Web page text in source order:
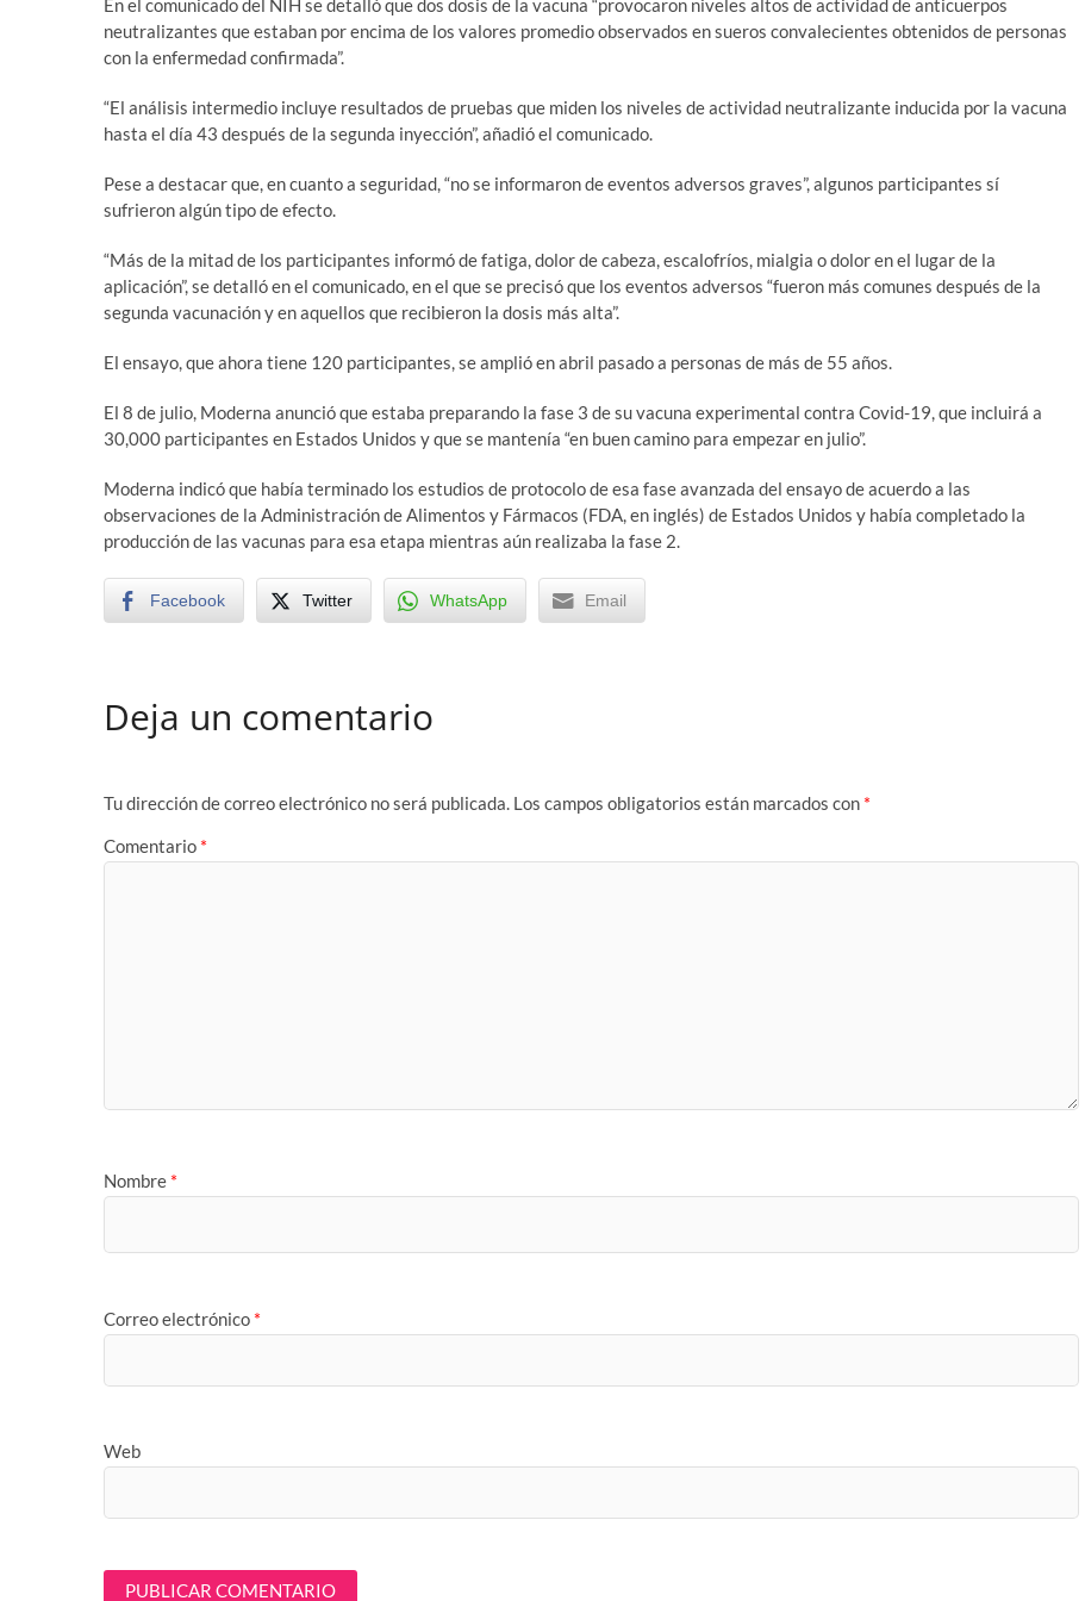
En el comunicado del NIH se detalló que dos dosis de la vacuna “provocaron niveles altos de actividad de anticuerpos
neutralizantes que estaban por encima de los valores promedio observados en sueros convalecientes obtenidos de personas
con la enfermedad confirmada”.
“El análisis intermedio incluye resultados de pruebas que miden los niveles de actividad neutralizante inducida por la vacuna
hasta el día 43 después de la segunda inyección”, añadió el comunicado.
Pese a destacar que, en cuanto a seguridad, “no se informaron de eventos adversos graves”, algunos participantes sí
sufrieron algún tipo de efecto.
“Más de la mitad de los participantes informó de fatiga, dolor de cabeza, escalofríos, mialgia o dolor en el lugar de la
aplicación”, se detalló en el comunicado, en el que se precisó que los eventos adversos “fueron más comunes después de la
segunda vacunación y en aquellos que recibieron la dosis más alta”.
El ensayo, que ahora tiene 120 participantes, se amplió en abril pasado a personas de más de 55 años.
El 8 de julio, Moderna anunció que estaba preparando la fase 3 de su vacuna experimental contra Covid-19, que incluirá a
30,000 participantes en Estados Unidos y que se mantenía “en buen camino para empezar en julio”.
Moderna indicó que había terminado los estudios de protocolo de esa fase avanzada del ensayo de acuerdo a las
observaciones de la Administración de Alimentos y Fármacos (FDA, en inglés) de Estados Unidos y había completado la
producción de las vacunas para esa etapa mientras aún realizaba la fase 2.
Facebook Twitter WhatsApp Email
Deja un comentario
Tu dirección de correo electrónico no será publicada. Los campos obligatorios están marcados con *
Comentario *
Nombre *
Correo electrónico *
Web